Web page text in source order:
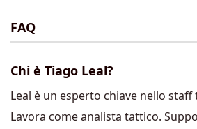
FAQ
Chi è Tiago Leal?
Leal è un esperto chiave nello staff
Lavora come analista tattico.